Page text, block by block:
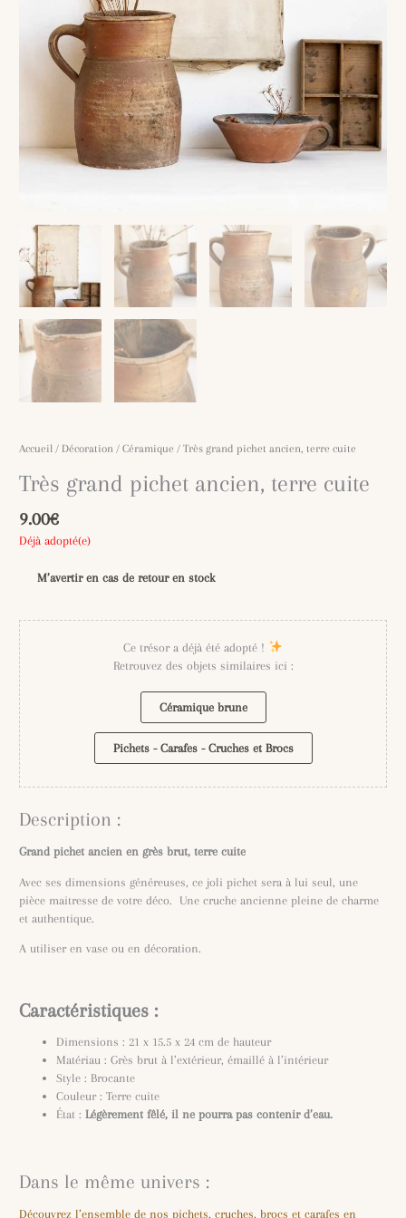
Accueil / Décoration /Céramique / Très grand pichet ancien, terre cuite
Très grand pichet ancien, terre cuite
9.00€
Déjà adopté(e)
M’avertir en cas de retour en stock
Ce trésor a déjà été adopté !
Retrouvez des objets similaires ici :
Céramique brune
Pichets - Carafes - Cruches et Brocs
Description :
Grand pichet ancien en grès brut, terre cuite
Avec ses dimensions généreuses, ce joli pichet sera à lui seul, une
pièce maitresse de votre déco. Une cruche ancienne pleine de charme
et authentique.
A utiliser en vase ou en décoration.
Caractéristiques :
Dimensions : 21 x 15.5 x 24 cm de hauteur
Matériau : Grès brut à l’extérieur, émaillé à l’intérieur
Style : Brocante
Couleur : Terre cuite
État :Légèrement fêlé, il ne pourra pas contenir d’eau.
Dans le même univers :
Découvrez l’ensemble de nos pichets, cruches, brocs et carafes en